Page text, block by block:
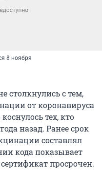
8 ноября
столкнулись с тем,
от коронавируса
тех, кто
назад. Ранее срок
составлял
кода показывает
просрочен.